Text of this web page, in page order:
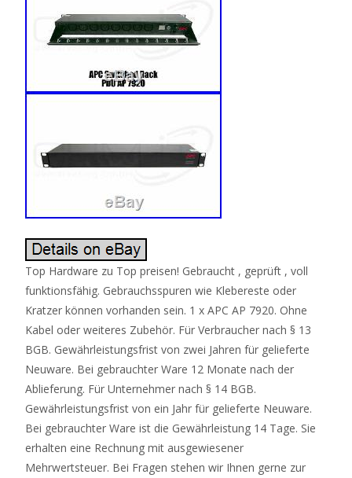
Top Hardware zu Top preisen! Gebraucht , geprüft , voll
funktionsfähig. Gebrauchsspuren wie Klebereste oder
Kratzer können vorhanden sein. 1 x APC AP 7920. Ohne
Kabel oder weiteres Zubehör. Für Verbraucher nach § 13
BGB. Gewährleistungsfrist von zwei Jahren für gelieferte
Neuware. Bei gebrauchter Ware 12 Monate nach der
Ablieferung. Für Unternehmer nach § 14 BGB.
Gewährleistungsfrist von ein Jahr für gelieferte Neuware.
Bei gebrauchter Ware ist die Gewährleistung 14 Tage. Sie
erhalten eine Rechnung mit ausgewiesener
Mehrwertsteuer. Bei Fragen stehen wir Ihnen gerne zur